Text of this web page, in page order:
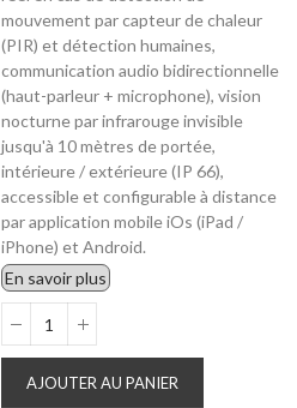
mouvement par capteur de chaleur
(PIR) et détection humaines,
communication audio bidirectionnelle
(haut-parleur + microphone), vision
nocturne par infrarouge invisible
jusqu'à 10 mètres de portée,
intérieure / extérieure (IP 66),
accessible et configurable à distance
par application mobile iOs (iPad /
iPhone) et Android.
En savoir plus
AJOUTER AU PANIER